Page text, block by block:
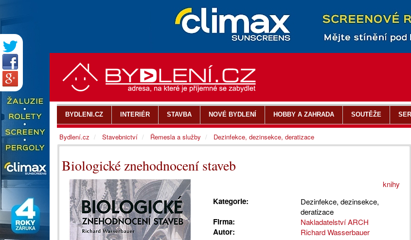
Biologické znehodnocení staveb
knihy
Kategorie:
Dezinfekce, dezinsekce,
deratizace
Firma: Nakladatelství ARCH
Autor:
Richard Wasserbauer
BYDLENI.CZ INTERIÉR STAVBA NOVÉ BYDLENÍ HOBBY A ZAHRADA SOUTĚŽE
Bydlení.cz Stavebnictví Řemesla a služby Dezinfekce, dezinsekce, deratizace